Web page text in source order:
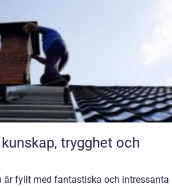
är fyllt med fantastiska och intressanta